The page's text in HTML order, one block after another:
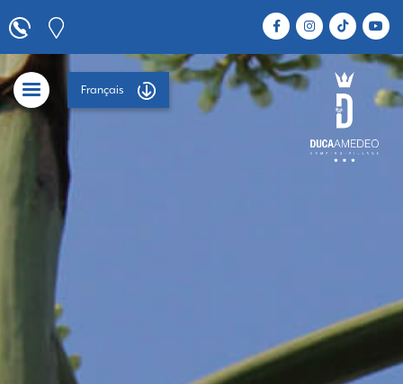
Français